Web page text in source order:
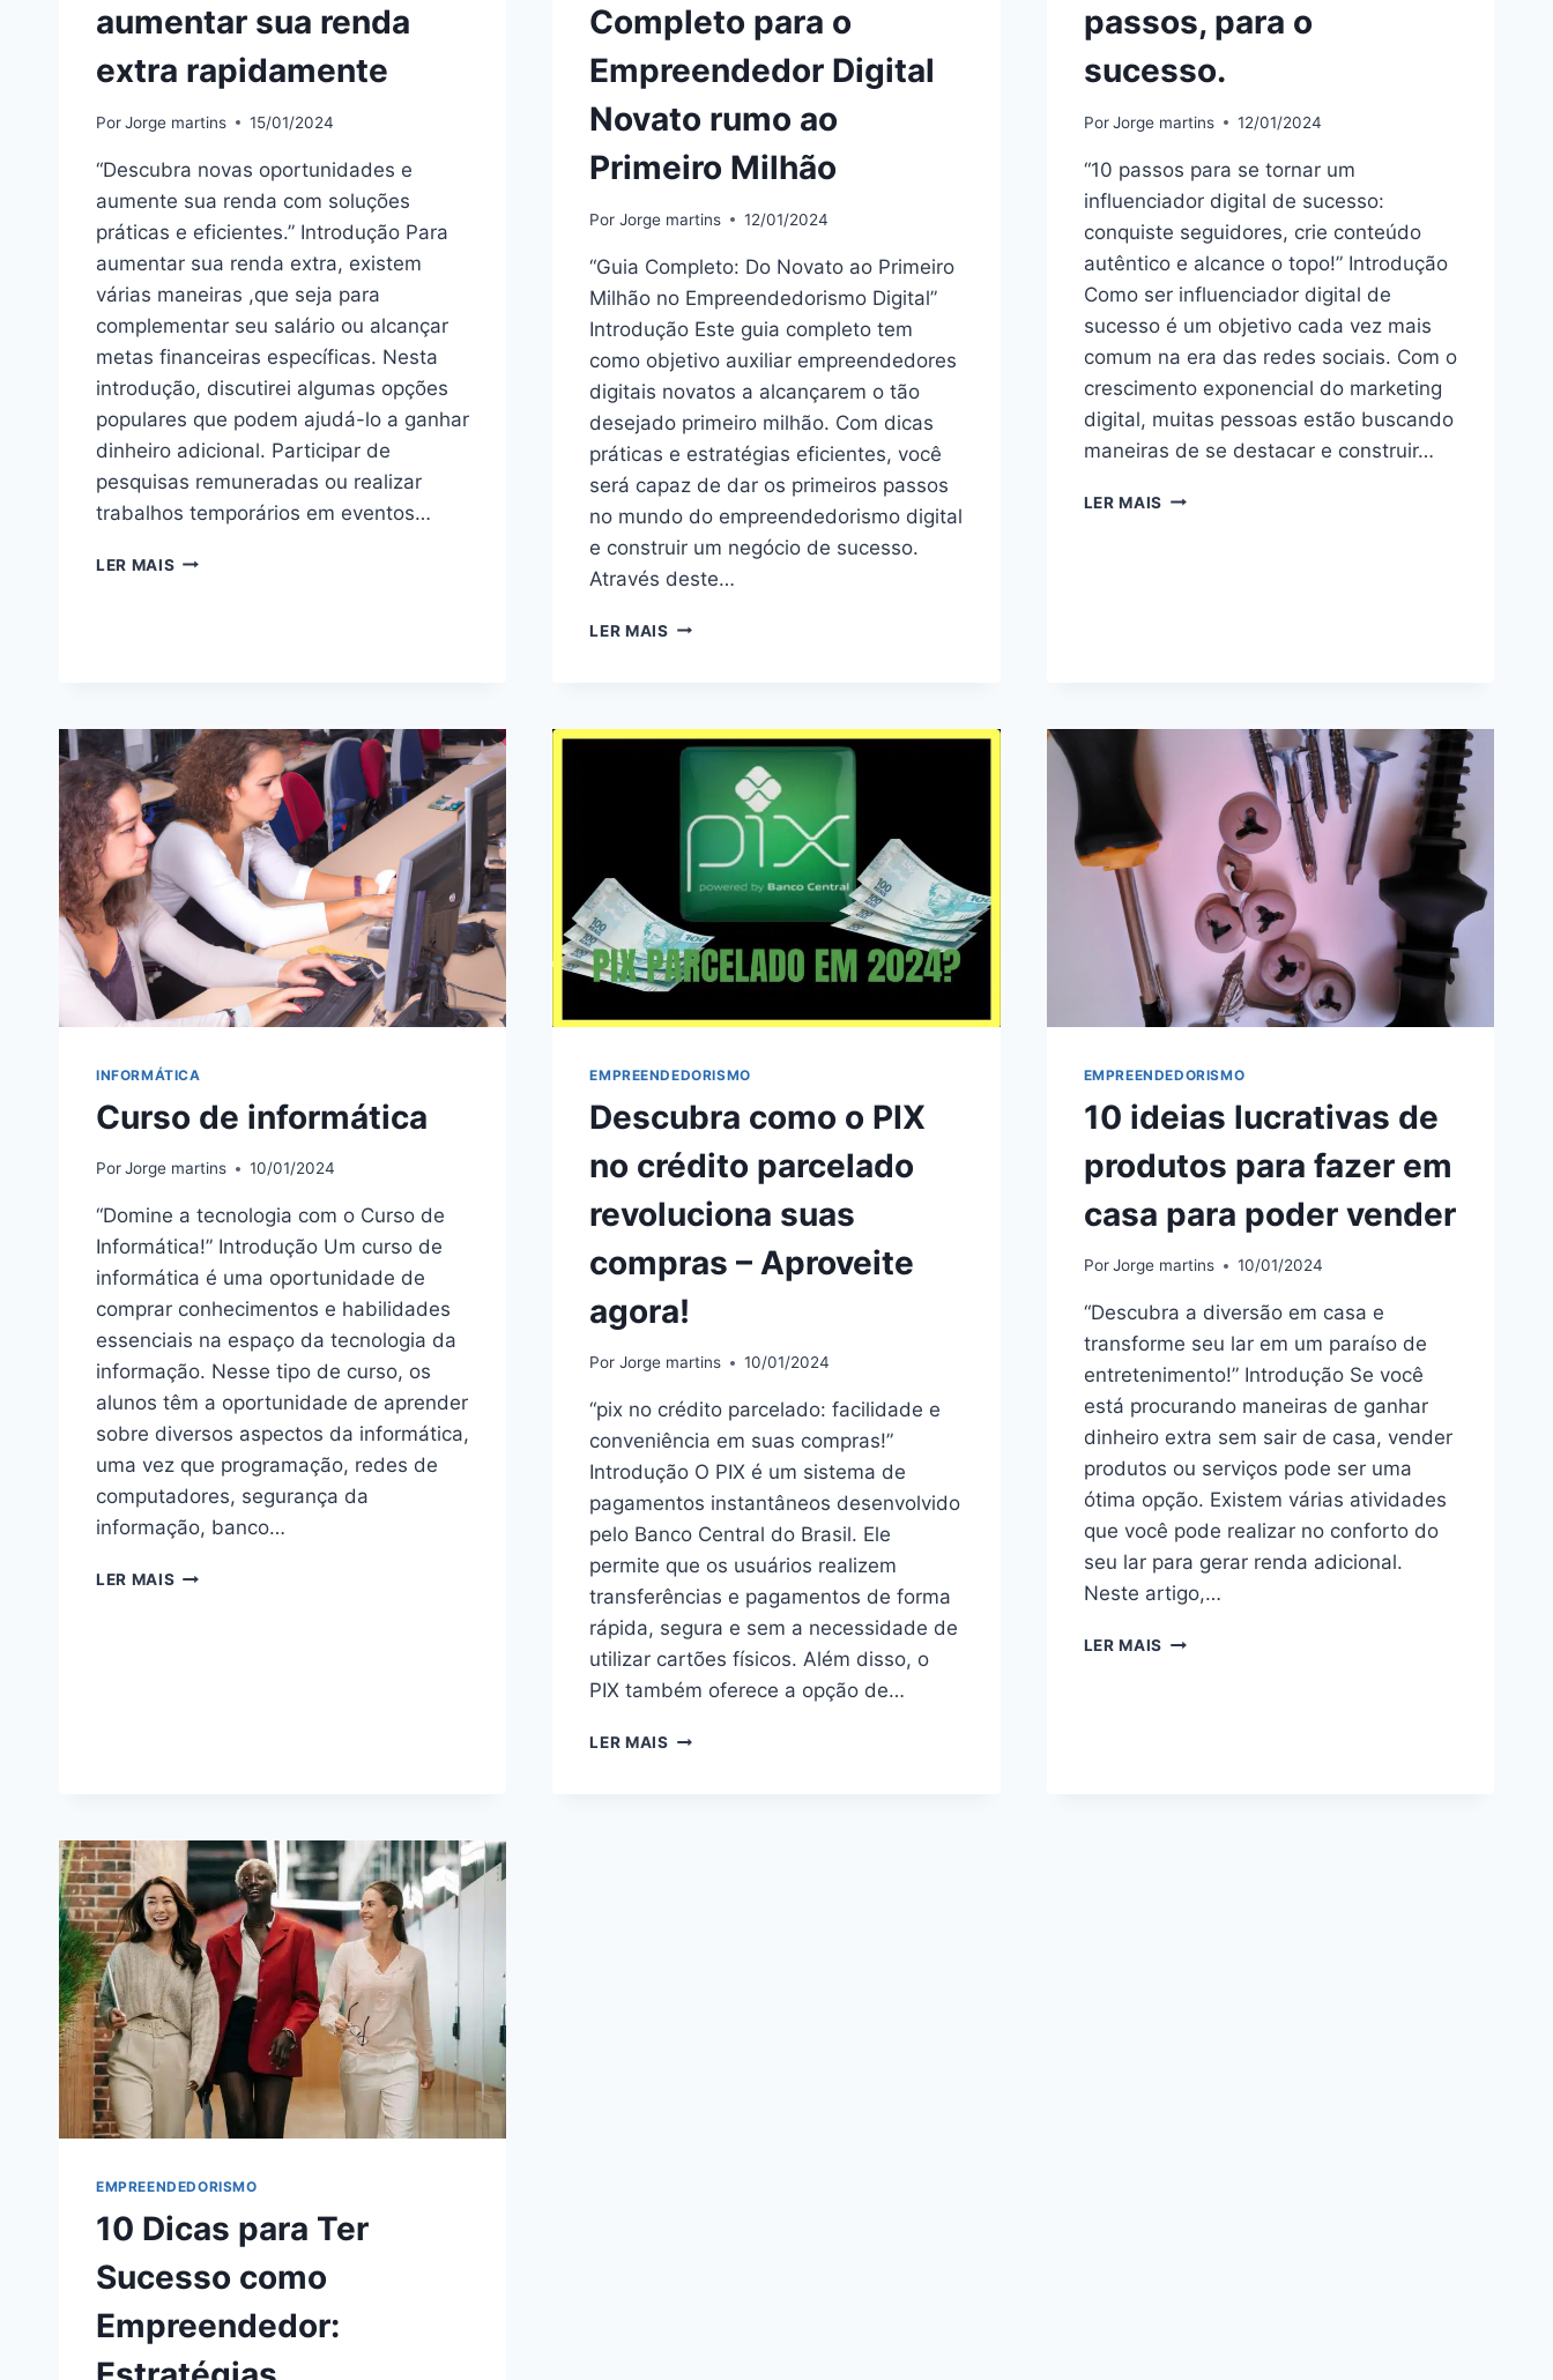
aumentar sua renda
extra rapidamente
PorJorge martins 15/01/2024
“Descubra novas oportunidades e
aumente sua renda com soluções
práticas e eficientes.” Introdução Para
aumentar sua renda extra, existem
várias maneiras ,que seja para
complementar seu salário ou alcançar
metas financeiras específicas. Nesta
introdução, discutirei algumas opções
populares que podem ajudá-lo a ganhar
dinheiro adicional. Participar de
pesquisas remuneradas ou realizar
trabalhos temporários em eventos…
LER MAIS 7
EXTRA
RAPIDAMENTE
Completo para o
Empreendedor Digital
Novato rumo ao
Primeiro Milhão
Por Jorge martins 12/01/2024
“Guia Completo: Do Novato ao Primeiro
Milhão no Empreendedorismo Digital”
Introdução Este guia completo tem
como objetivo auxiliar empreendedores
digitais novatos a alcançarem o tão
desejado primeiro milhão. Com dicas
práticas e estratégias eficientes, você
será capaz de dar os primeiros passos
no mundo do empreendedorismo digital
e construir um negócio de sucesso.
Através deste…
LER MAIS O
COMPLETO
EMPREENDEDOR
NOVATO
RUMO
AO
PRIMEIRO
MILHÃO
passos, para o
sucesso.
Por Jorge martins 12/01/2024
“10 passos para se tornar um
influenciador digital de sucesso:
conquiste seguidores, crie conteúdo
autêntico e alcance o topo!” Introdução
Como ser influenciador digital de
sucesso é um objetivo cada vez mais
comum na era das redes sociais. Com o
crescimento exponencial do marketing
digital, muitas pessoas estão buscando
maneiras de se destacar e construir…
LER MAIS COMO
INFORMÁTICA
Curso de informática
PorJorge martins 10/01/2024
“Domine a tecnologia com o Curso de
Informática!” Introdução Um curso de
informática é uma oportunidade de
comprar conhecimentos e habilidades
essenciais na espaço da tecnologia da
informação. Nesse tipo de curso, os
alunos têm a oportunidade de aprender
sobre diversos aspectos da informática,
uma vez que programação, redes de
computadores, segurança da
informação, banco…
LER MAIS CURSO
EMPREENDEDORISMO
Descubra como o PIX
no crédito parcelado
revoluciona suas
compras – Aproveite
agora!
Por Jorge martins 10/01/2024
“pix no crédito parcelado: facilidade e
conveniência em suas compras!”
Introdução O PIX é um sistema de
pagamentos instantâneos desenvolvido
pelo Banco Central do Brasil. Ele
permite que os usuários realizem
transferências e pagamentos de forma
rápida, segura e sem a necessidade de
utilizar cartões físicos. Além disso, o
PIX também oferece a opção de…
LER MAIS DESCUBRA
EMPREENDEDORISMO
10 ideias lucrativas de
produtos para fazer em
casa para poder vender
Por Jorge martins 10/01/2024
“Descubra a diversão em casa e
transforme seu lar em um paraíso de
entretenimento!” Introdução Se você
está procurando maneiras de ganhar
dinheiro extra sem sair de casa, vender
produtos ou serviços pode ser uma
ótima opção. Existem várias atividades
que você pode realizar no conforto do
seu lar para gerar renda adicional.
Neste artigo,…
LER MAIS 10
EMPREENDEDORISMO
10 Dicas para Ter
Sucesso como
Empreendedor: